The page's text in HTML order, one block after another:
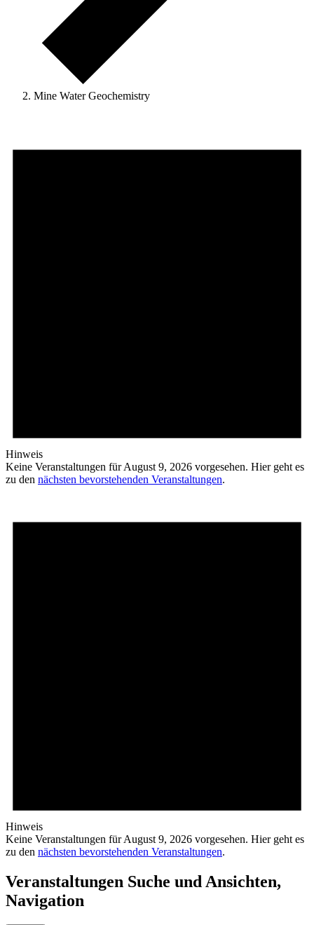
Mine Water Geochemistry
Hinweis
Keine Veranstaltungen für August 9, 2026 vorgesehen. Hier geht es
zu den nächsten bevorstehenden Veranstaltungen.
Hinweis
Keine Veranstaltungen für August 9, 2026 vorgesehen. Hier geht es
zu den nächsten bevorstehenden Veranstaltungen.
Veranstaltungen Suche und Ansichten,
Navigation